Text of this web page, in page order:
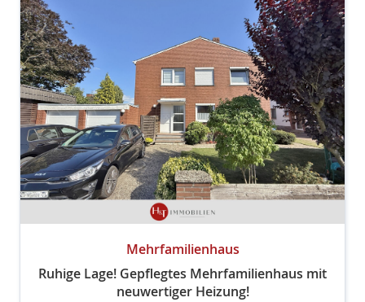
Mehrfamilienhaus
Ruhige Lage! Gepflegtes Mehrfamilienhaus mit
neuwertiger Heizung!